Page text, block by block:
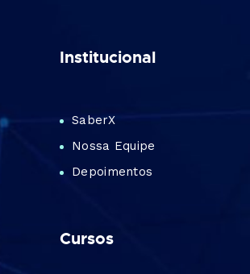
Institucional
SaberX
Nossa Equipe
Depoimentos
Cursos